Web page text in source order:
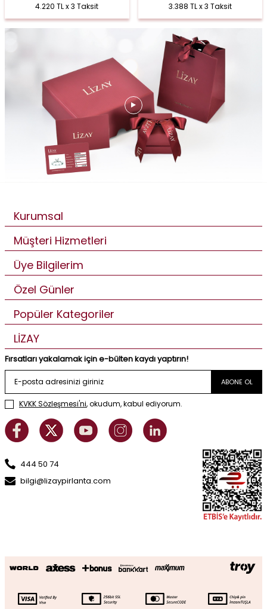
4.220 TL x 3 Taksit 3.388 TL x 3 Taksit
Kurumsal
Müşteri Hizmetleri
Üye Bilgilerim
Özel Günler
Popüler Kategoriler
LİZAY
Fırsatları yakalamak için e-bülten kaydı yaptırın!
ABONE OL
KVKK Sözleşmesi'ni, okudum, kabul ediyorum.
444 50 74
bilgi@lizaypirlanta.com